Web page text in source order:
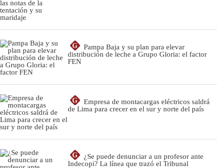
G
Pampa Baja y su plan para elevar
distribución de leche a Grupo Gloria: el factor
FEN
G
Empresa de montacargas eléctricos saldrá
de Lima para crecer en el sur y norte del país
G
¿Se puede denunciar a un profesor ante
Indecopi? La línea que trazó el Tribunal